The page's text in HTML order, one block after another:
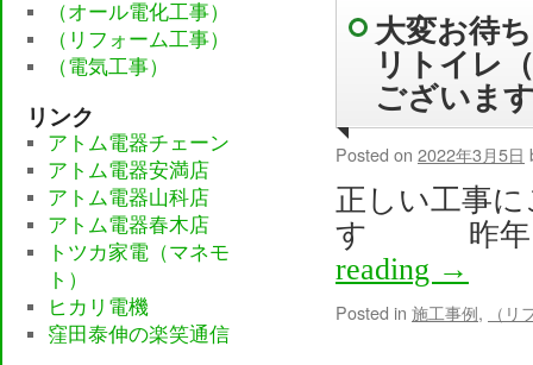
大変お待
リトイレ
ございま
Posted on 2022年3月5日
正しい工事
す 昨年、
reading →
Posted in 施工事例, （
（オール電化工事）
（リフォーム工事）
（電気工事）
リンク
アトム電器チェーン
アトム電器安満店
アトム電器山科店
アトム電器春木店
トツカ家電（マネモ
ト）
ヒカリ電機
窪田泰伸の楽笑通信